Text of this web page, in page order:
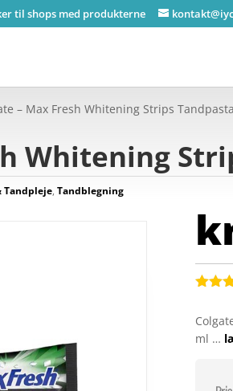
til shops med produkterne
– Max Fresh Whitening Strips
Whitening
Tandpleje,Tandblegning
ud af
ml …